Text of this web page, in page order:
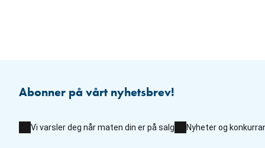
Abonner på vårt nyhetsbrev!
Vi varsler deg når maten din er på salg Nyheter og